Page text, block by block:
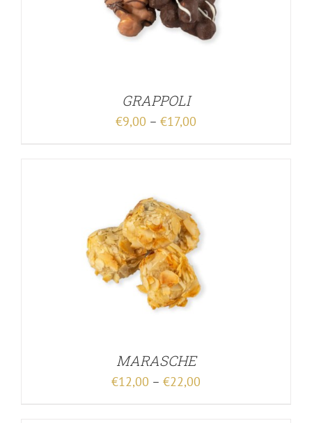
GRAPPOLI
€9,00 – €17,00
MARASCHE
€12,00 – €22,00